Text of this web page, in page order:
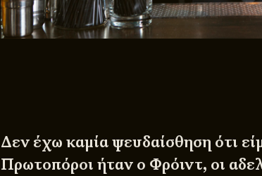
Δεν έχω καμία ψευδαίσθηση ότι
Πρωτοπόροι ήταν ο Φρόιντ, οι